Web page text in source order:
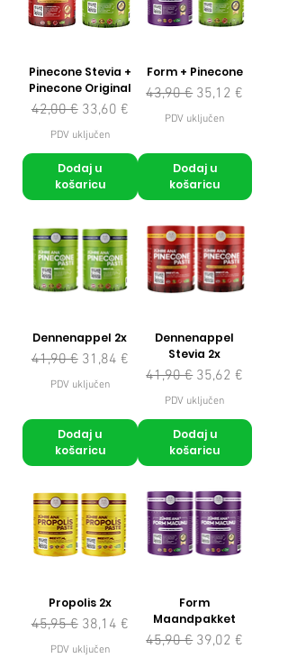
Pinecone Stevia +
Pinecone Original
Redovna cijena
42,00 € Cijena s popustom
33,60 €
PDV uključen
Dodaj u
košaricu
Form + Pinecone
Redovna cijena
43,90 € Cijena s
35,12 €
PDV uključen
Dodaj u
košaricu
Dennenappel 2x
Redovna cijena
41,90 € Cijena s popustom
31,84 €
PDV uključen
Dodaj u
košaricu
Dennenappel
Stevia 2x
Redovna cijena
41,90 € Cijena s
35,62 €
PDV uključen
Dodaj u
košaricu
Propolis 2x
Redovna cijena
45,95 € Cijena s popustom
38,14 €
PDV uključen
Form
Maandpakket
Redovna cijena
45,90 € Cijena s
39,02 €